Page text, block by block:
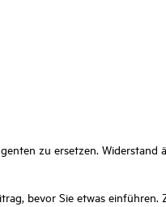
zu ersetzen. Widerstand
bevor Sie etwas einführen.